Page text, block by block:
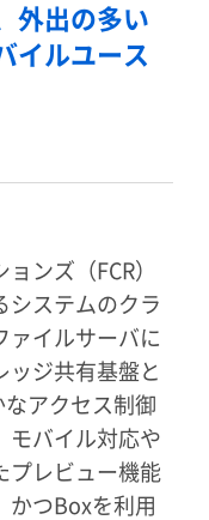
外出の多い
イルユース
ンズ（FCR）
システムのクラ
ァイルサーバに
ッジ共有基盤と
アクセス制御
モバイル対応や
プレビュー機能
かつBoxを利用